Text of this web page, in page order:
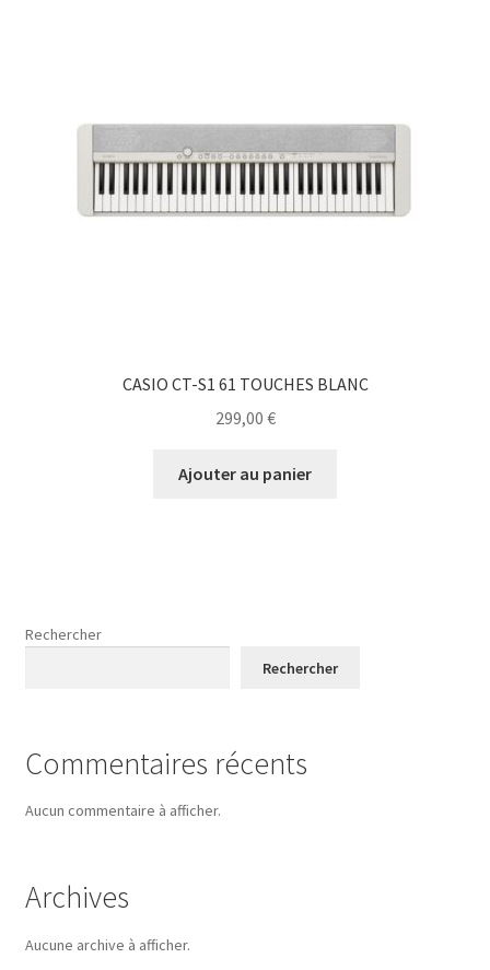
CASIO CT-S1 61 TOUCHES BLANC
299,00 €
Ajouter au panier
Rechercher
Rechercher
Commentaires récents
Aucun commentaire à afficher.
Archives
Aucune archive à afficher.